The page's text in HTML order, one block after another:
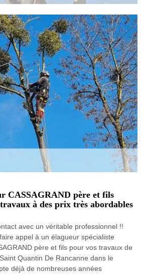
CASSAGRAND père et fils
à des prix très abordables
avec un véritable professionnel !!
appel à un élagueur spécialiste
père et fils pour vos travaux de
Quantin De Rancanne dans le
déjà de nombreuses années